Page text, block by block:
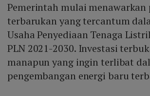
Pemerintah mulai menawarkan
terbarukan yang tercantum
Usaha Penyediaan Tenaga
PLN 2021-2030. Investasi
manapun yang ingin terlibat
pengembangan energi baru